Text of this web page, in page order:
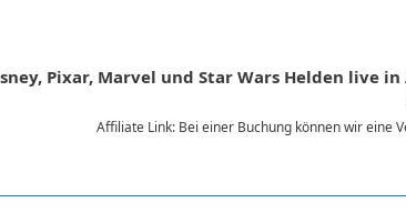
Pixar, Marvel und Star Wars Helden live
Affiliate Link: Bei einer Buchung können wir eine